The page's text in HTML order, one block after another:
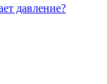
давление?